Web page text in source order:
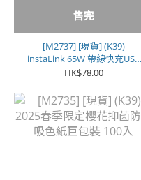
售完
[M2737] [現貨] (K39)
instaLink 65W 帶線快充USB
充電器
HK$78.00